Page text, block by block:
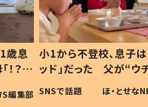
歳息
？」
編集部
小1から不登校、息子は
ッド」だった 父が“ウ
作り続ける理由とは #
#令和の子
SNSで話題 ほ・とせな